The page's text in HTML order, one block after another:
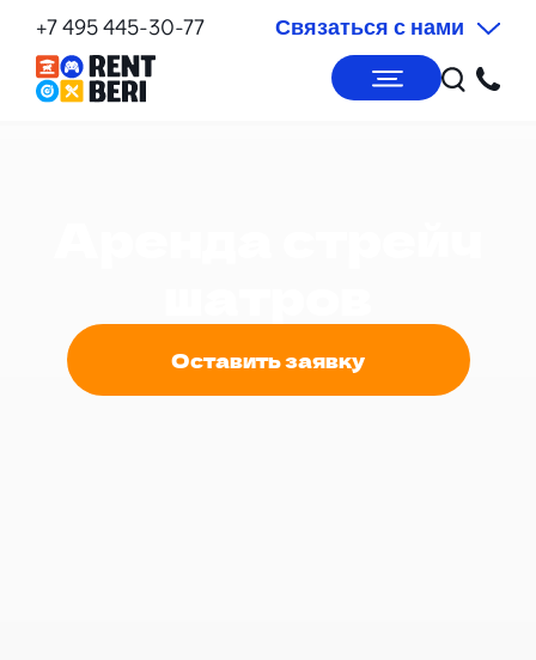
+7 495 445-30-77 Связаться с нами
Оставить заявку